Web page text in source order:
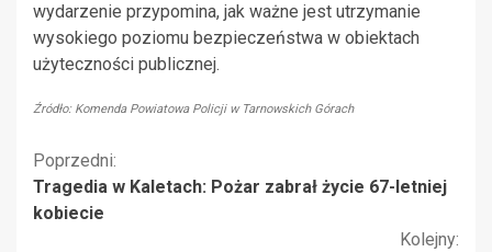
wydarzenie przypomina, jak ważne jest utrzymanie
wysokiego poziomu bezpieczeństwa w obiektach
użyteczności publicznej.
Źródło: Komenda Powiatowa Policji w Tarnowskich Górach
Kontynuuj
czytanie
Poprzedni:
Tragedia w Kaletach: Pożar zabrał życie 67-letniej
kobiecie
Kolejny: